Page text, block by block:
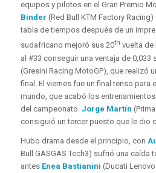
equipos y pilotos en el Gran Premio
Binder (Red Bull KTM Factory
tabla de tiempos después de un
sudafricano mejoró sus 20th vuelta de
al #33 conseguir una ventaja de 0,033
(Gresini Racing MotoGP), que realizó
final. El viernes fue un final tenso para
mundo, que acabó los
del campeonato. Jorge Martín
consiguió un tercer puesto que le dio
Hubo drama desde el principio, con
Bull GASGAS Tech3) sufrió una caída
antes Enea Bastianini (Ducati